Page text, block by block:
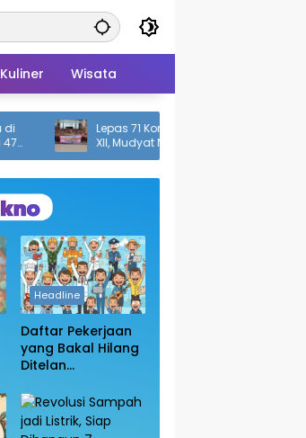
Kuliner Wisata
Lepas 71 Kontingen Pramuka ke Jamnas
XII, Mudyat Noor: Jaga Nama Baik
Daerah
Headline
Daftar Pekerjaan
yang Bakal Hilang
Ditelan
Apakah Profesi
Anda Masih
Aman?